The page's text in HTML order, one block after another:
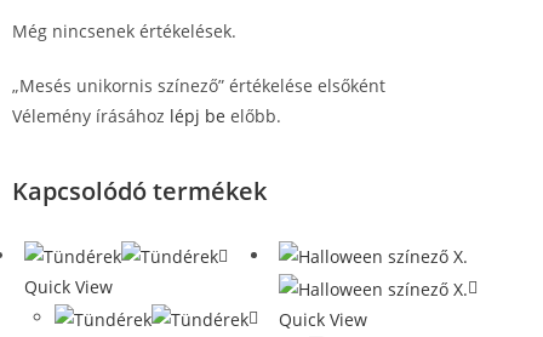
Még nincsenek értékelések.
„Mesés unikornis színező” értékelése elsőként
Vélemény írásához lépj be előbb.
Kapcsolódó termékek
Quick View
Quick View